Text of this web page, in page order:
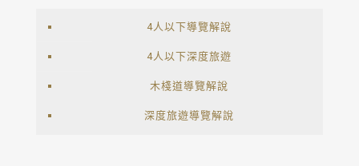
4人以下導覽解說
4人以下深度旅遊
木棧道導覽解說
深度旅遊導覽解說